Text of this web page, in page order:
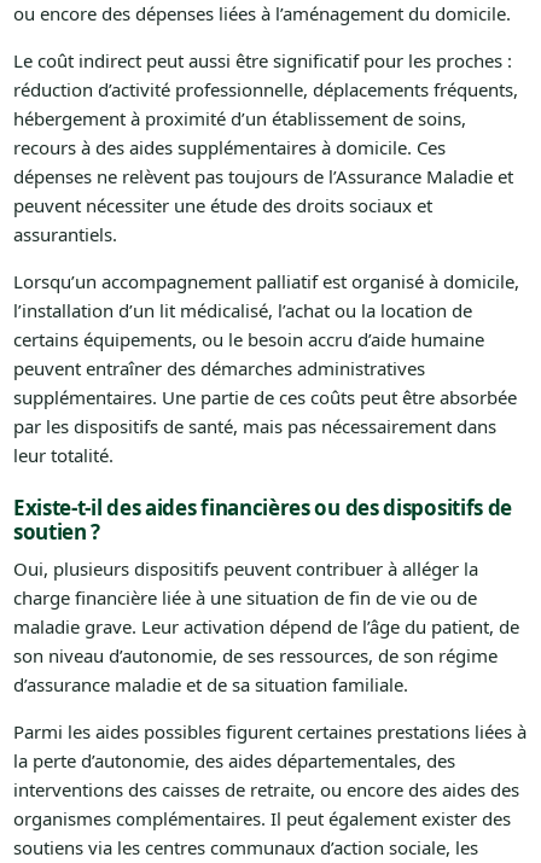
ou encore des dépenses liées à l’aménagement du domicile.
Le coût indirect peut aussi être significatif pour les proches :
réduction d’activité professionnelle, déplacements fréquents,
hébergement à proximité d’un établissement de soins,
recours à des aides supplémentaires à domicile. Ces
dépenses ne relèvent pas toujours de l’Assurance Maladie et
peuvent nécessiter une étude des droits sociaux et
assurantiels.
Lorsqu’un accompagnement palliatif est organisé à domicile,
l’installation d’un lit médicalisé, l’achat ou la location de
certains équipements, ou le besoin accru d’aide humaine
peuvent entraîner des démarches administratives
supplémentaires. Une partie de ces coûts peut être absorbée
par les dispositifs de santé, mais pas nécessairement dans
leur totalité.
Existe-t-il des aides financières ou des dispositifs de
soutien ?
Oui, plusieurs dispositifs peuvent contribuer à alléger la
charge financière liée à une situation de fin de vie ou de
maladie grave. Leur activation dépend de l’âge du patient, de
son niveau d’autonomie, de ses ressources, de son régime
d’assurance maladie et de sa situation familiale.
Parmi les aides possibles figurent certaines prestations liées à
la perte d’autonomie, des aides départementales, des
interventions des caisses de retraite, ou encore des aides des
organismes complémentaires. Il peut également exister des
soutiens via les centres communaux d’action sociale, les